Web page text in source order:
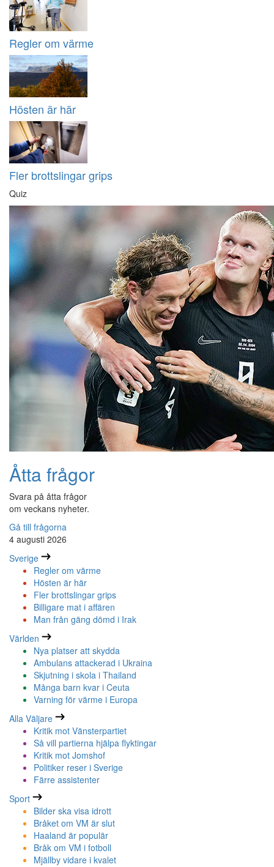
Regler om värme
Hösten är här
Fler brottslingar grips
Quiz
Åtta frågor
Svara på åtta frågor
om veckans nyheter.
Gå till frågorna
4 augusti 2026
Sverige
Regler om värme
Hösten är här
Fler brottslingar grips
Billigare mat i affären
Man från gäng dömd i Irak
Världen
Nya platser att skydda
Ambulans attackerad i Ukraina
Skjutning i skola i Thailand
Många barn kvar i Ceuta
Varning för värme i Europa
Alla Väljare
Kritik mot Vänsterpartiet
Så vill partierna hjälpa flyktingar
Kritik mot Jomshof
Politiker reser i Sverige
Färre assistenter
Sport
Bilder ska visa idrott
Bråket om VM är slut
Haaland är populär
Bråk om VM i fotboll
Mjällby vidare i kvalet